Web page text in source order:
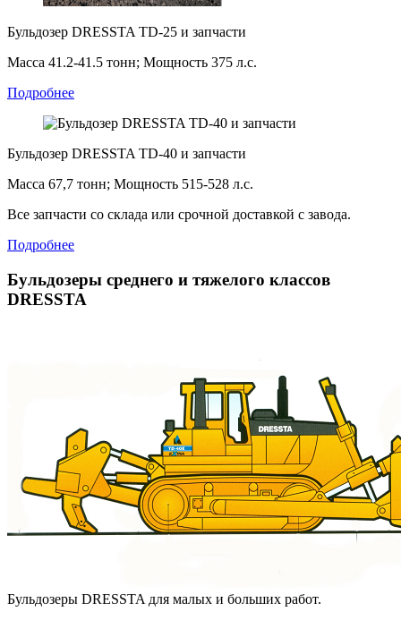
Бульдозер DRESSTA TD-25 и запчасти
Масса 41.2-41.5 тонн; Мощность 375 л.с.
Подробнее
Бульдозер DRESSTA TD-40 и запчасти
Масса 67,7 тонн; Мощность 515-528 л.с.
Все запчасти со склада или срочной доставкой с завода.
Подробнее
Бульдозеры среднего и тяжелого классов
DRESSTA
Бульдозеры DRESSTA для малых и больших работ.